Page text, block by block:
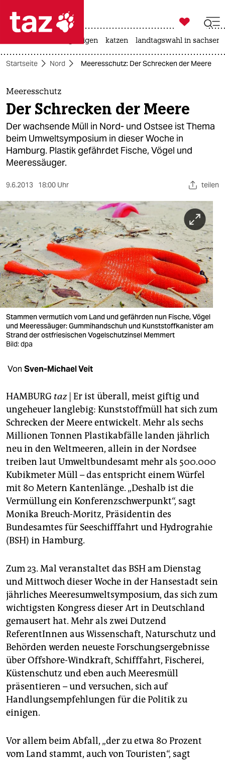
 taz zahl ich
taz zahl ich
themen
politik
öko
gesellschaft
kultur
sport
berlin
nord
wahrheit
verlag
verlag
veranstaltungen
fragen & hilfe
unterstützen
abo
genossenschaft
epaper login

taz zahl ich
bergsteigen katzen landtagswahl in
Startseite Nord Meeresschutz: Der Schrecken der Meere
Meeresschutz
Der Schrecken der Meere
Der wachsende Müll in Nord- und Ostsee ist Thema
beim Umweltsymposium in dieser Woche in
Hamburg. Plastik gefährdet Fische, Vögel und
Meeressäuger.
9.6.2013 18:00 Uhr teilen
Stammen vermutlich vom Land und gefährden nun Fische, Vögel
und Meeressäuger: Gummihandschuh und Kunststoffkanister am
Strand der ostfriesischen Vogelschutzinsel Memmert
Bild: dpa
Von Sven-Michael Veit
HAMBURG taz| Er ist überall, meist giftig und
ungeheuer langlebig: Kunststoffmüll hat sich zum
Schrecken der Meere entwickelt. Mehr als sechs
Millionen Tonnen Plastikabfälle landen jährlich
neu in den Weltmeeren, allein in der Nordsee
treiben laut Umweltbundesamt mehr als 500.000
Kubikmeter Müll – das entspricht einem Würfel
mit 80 Metern Kantenlänge. „Deshalb ist die
Vermüllung ein Konferenzschwerpunkt“, sagt
Monika Breuch-Moritz, Präsidentin des
Bundesamtes für Seeschifffahrt und Hydrograhie
(BSH) in Hamburg.
Zum 23. Mal veranstaltet das BSH am Dienstag
und Mittwoch dieser Woche in der Hansestadt sein
jährliches Meeresumweltsymposium, das sich zum
wichtigsten Kongress dieser Art in Deutschland
gemausert hat. Mehr als zwei Dutzend
ReferentInnen aus Wissenschaft, Naturschutz und
Behörden werden neueste Forschungsergebnisse
über Offshore-Windkraft, Schifffahrt, Fischerei,
Küstenschutz und eben auch Meeresmüll
präsentieren – und versuchen, sich auf
Handlungsempfehlungen für die Politik zu
einigen.
Vor allem beim Abfall, „der zu etwa 80 Prozent
vom Land stammt, auch von Touristen“, sagt